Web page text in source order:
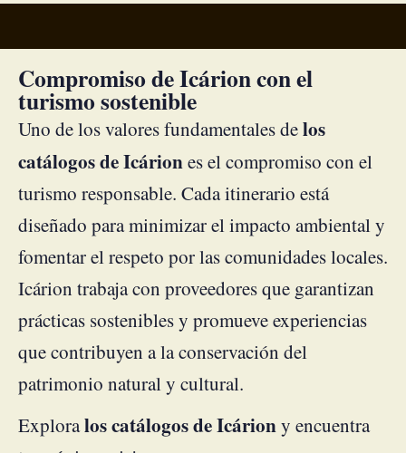
Compromiso de Icárion con el
turismo sostenible
Uno de los valores fundamentales delos
catálogos de Icáriones el compromiso con el
turismo responsable. Cada itinerario está
diseñado para minimizar el impacto ambiental y
fomentar el respeto por las comunidades locales.
Icárion trabaja con proveedores que garantizan
prácticas sostenibles y promueve experiencias
que contribuyen a la conservación del
patrimonio natural y cultural.
Exploralos catálogos de Icáriony encuentra